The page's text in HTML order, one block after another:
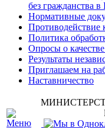
без
Нормативные
Противодействие
Политика
Опросы о
Результаты
Приглашаем на
Наставничество